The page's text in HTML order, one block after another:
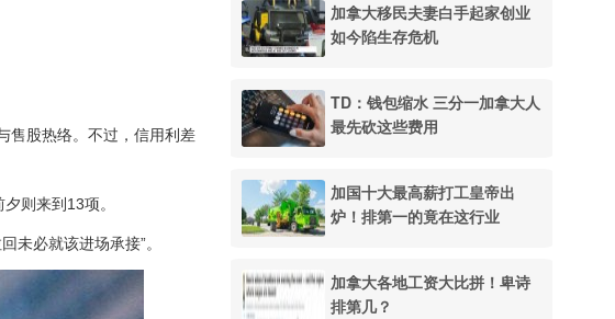
售股热络。不过，信用利差
则来到13项。
未必就该进场承接”。
加拿大移民夫妻白手起家创业
如今陷生存危机
TD：钱包缩水 三分一加拿大人
最先砍这些费用
加国十大最高薪打工皇帝出
炉！排第一的竟在这行业
加拿大各地工资大比拼！卑诗
排第几？